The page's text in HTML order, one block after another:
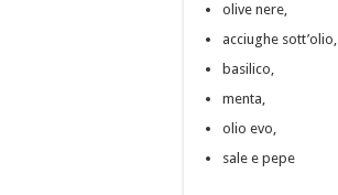
olive nere,
acciughe sott’olio,
basilico,
menta,
olio evo,
sale e pepe